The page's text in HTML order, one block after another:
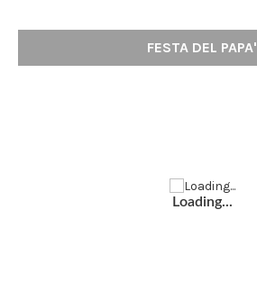
FESTA DEL PAPA'
Loading...